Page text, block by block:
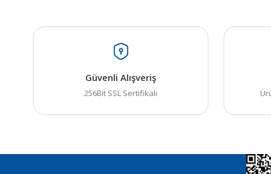
Ürün
Güvenli Alışveriş
256Bit SSL Sertifikalı